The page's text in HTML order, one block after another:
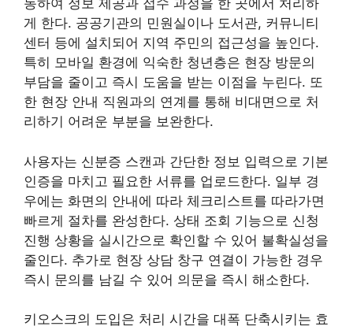
동하여 정보 제공과 접수 과정을 한 곳에서 처리하
게 한다. 공공기관의 민원실이나 도서관, 커뮤니티
센터 등에 설치되어 지역 주민의 접근성을 높인다.
특히 모바일 환경에 익숙한 청년층은 현장 방문의
부담을 줄이고 즉시 도움을 받는 이점을 누린다. 또
한 현장 안내 직원과의 연계를 통해 비대면으로 처
리하기 어려운 부분을 보완한다.
사용자는 신분증 스캔과 간단한 정보 입력으로 기본
인증을 마치고 필요한 서류를 업로드한다. 일부 경
우에는 화면의 안내에 따라 체크리스트를 따라가면
빠르게 절차를 완성한다. 상태 조회 기능으로 신청
진행 상황을 실시간으로 확인할 수 있어 불확실성을
줄인다. 추가로 현장 상담 창구 연결이 가능한 경우
즉시 문의를 남길 수 있어 의문을 즉시 해소한다.
키오스크의 도입은 처리 시간을 대폭 단축시키는 효